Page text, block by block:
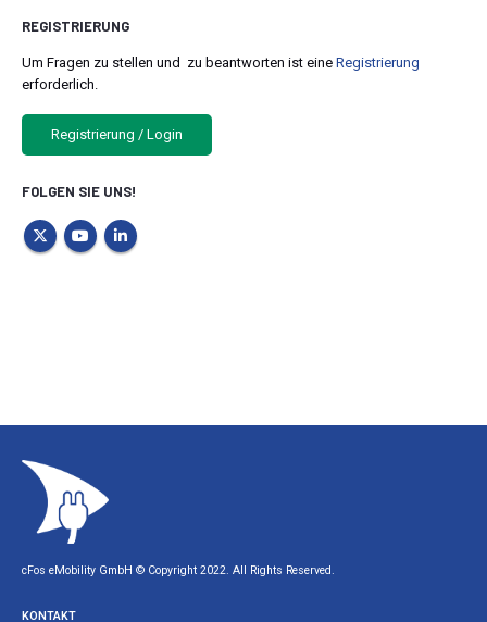
REGISTRIERUNG
Um Fragen zu stellen und zu beantworten ist eine Registrierung
erforderlich.
Registrierung / Login
FOLGEN SIE UNS!
cFos eMobility GmbH © Copyright 2022. All Rights Reserved.
KONTAKT